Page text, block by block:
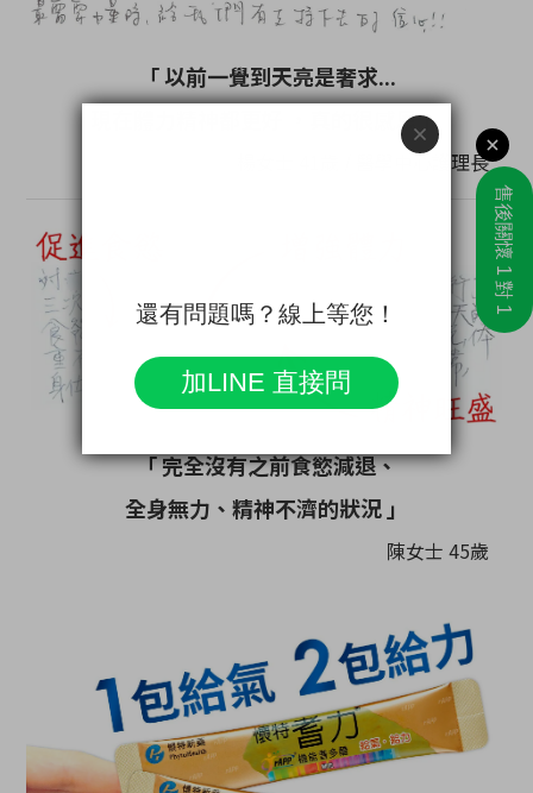
「 以前一覺到天亮是奢求...
現在體力精神都更好 ，真的很感恩 」
楊女士 41歲 / 醫學中心護理長
「 完全沒有之前食慾減退、
全身無力、精神不濟的狀況 」
陳女士 45歲